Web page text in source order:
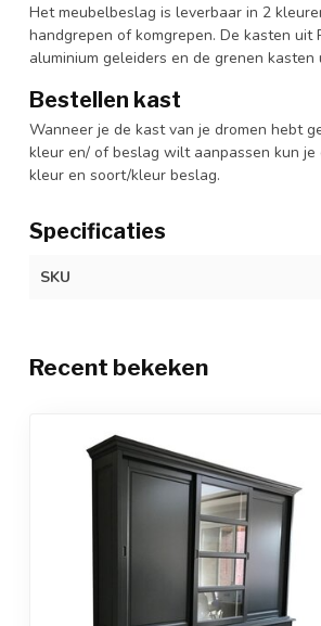
Het meubelbeslag is leverbaar in 2
handgrepen of komgrepen. De kasten uit
aluminium geleiders en de grenen
Bestellen kast
Wanneer je de kast van je dromen hebt
kleur en/ of beslag wilt aanpassen kun
kleur en soort/kleur beslag.
Specificaties
SKU
Recent bekeken